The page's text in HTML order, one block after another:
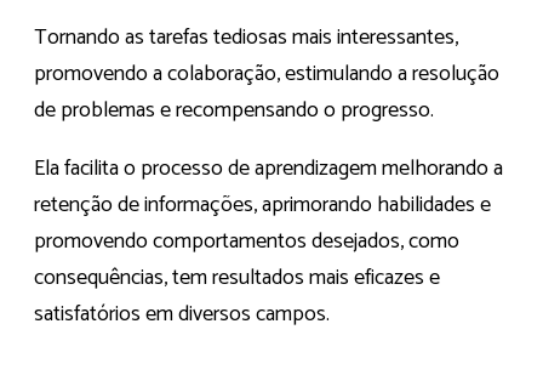
Tornando as tarefas tediosas mais interessantes,
promovendo a colaboração, estimulando a resolução
de problemas e recompensando o progresso.
Ela facilita o processo de aprendizagem melhorando a
retenção de informações, aprimorando habilidades e
promovendo comportamentos desejados, como
consequências, tem resultados mais eficazes e
satisfatórios em diversos campos.